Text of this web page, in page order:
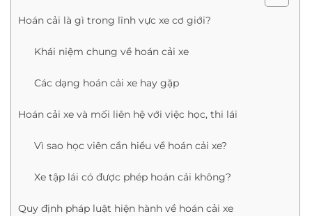
Hoán cải là gì trong lĩnh vực xe cơ giới?
Khái niệm chung về hoán cải xe
Các dạng hoán cải xe hay gặp
Hoán cải xe và mối liên hệ với việc học, thi lái
Vì sao học viên cần hiểu về hoán cải xe?
Xe tập lái có được phép hoán cải không?
Quy định pháp luật hiện hành về hoán cải xe